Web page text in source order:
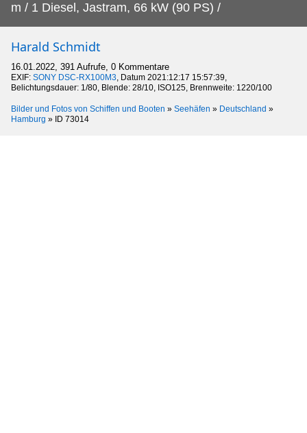
m / 1 Diesel, Jastram, 66 kW (90 PS) /
Harald Schmidt
16.01.2022, 391 Aufrufe, 0 Kommentare
EXIF: SONY DSC-RX100M3, Datum 2021:12:17 15:57:39,
Belichtungsdauer: 1/80, Blende: 28/10, ISO125, Brennweite: 1220/100
Bilder und Fotos von Schiffen und Booten » Seehäfen » Deutschland »
Hamburg » ID 73014